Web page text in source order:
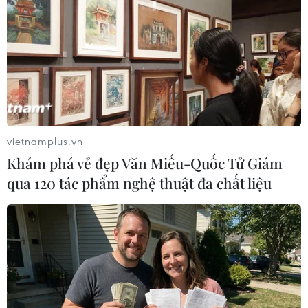
phạm vi các gói thầu dự án của đơn vị, nhất là
các đoạn bờ bao bị tràn trong đợt triều cường
này.
Công an Thành phố chỉ đạo lực lượng Cảnh sát
giao thông phối hợp Lực lượng Thanh niên
xung phong Thành phố tổ chức các lực lượng cơ
điểm bị ngập úng do triều cường gây ra./.
(TTXVN/Vietnam+)
vietnamplus.vn
Khám phá vẻ đẹp Văn Miếu-Quốc Tử Giám
qua 120 tác phẩm nghệ thuật đa chất liệu